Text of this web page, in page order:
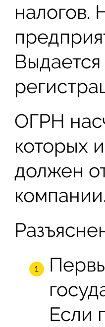
налогов.
ОГРН
которых
должен
компании.
Если